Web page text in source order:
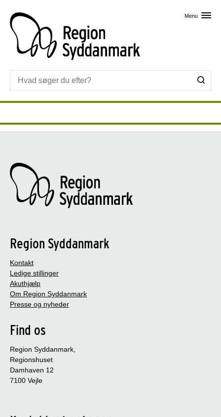
Menu
Region Syddanmark
Kontakt
Ledige stillinger
Akuthjælp
Om Region Syddanmark
Presse og nyheder
Find os
Region Syddanmark,
Regionshuset
Damhaven 12
7100 Vejle